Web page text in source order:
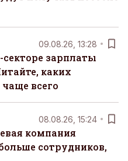
09.08.26, 13:28
зарплаты
каких
всего
08.08.26, 15:24
компания
сотрудников,